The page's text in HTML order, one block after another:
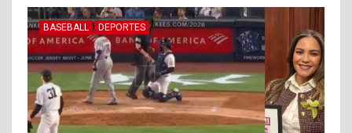
BASEBALL DEPORTES